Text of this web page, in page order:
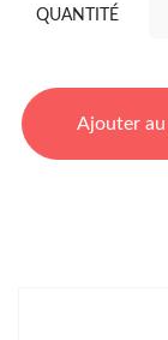
QUANTITÉ
Ajouter